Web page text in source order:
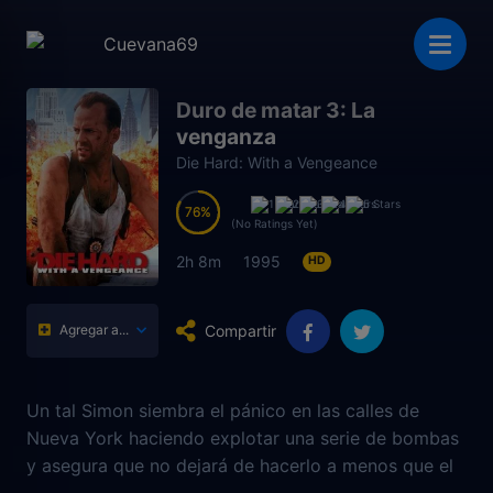
Agregar a...
Duro de matar 3: La
venganza
Die Hard: With a Vengeance
76
76
(No Ratings Yet)
2h 8m 1995 HD
Compartir
Un tal Simon siembra el pánico en las calles de
Nueva York haciendo explotar una serie de bombas
y asegura que no dejará de hacerlo a menos que el